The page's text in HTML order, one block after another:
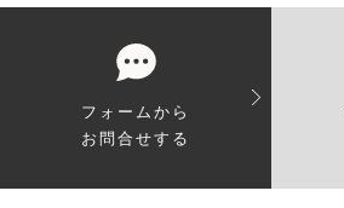
フォームから
お問合せする